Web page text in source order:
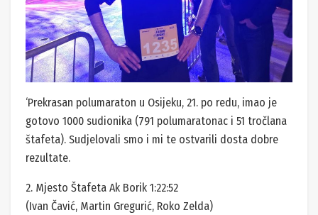
‘Prekrasan polumaraton u Osijeku, 21. po redu, imao je
gotovo 1000 sudionika (791 polumaratonac i 51 tročlana
štafeta). Sudjelovali smo i mi te ostvarili dosta dobre
rezultate.
2. Mjesto Štafeta Ak Borik 1:22:52
(Ivan Čavić, Martin Gregurić, Roko Zelda)